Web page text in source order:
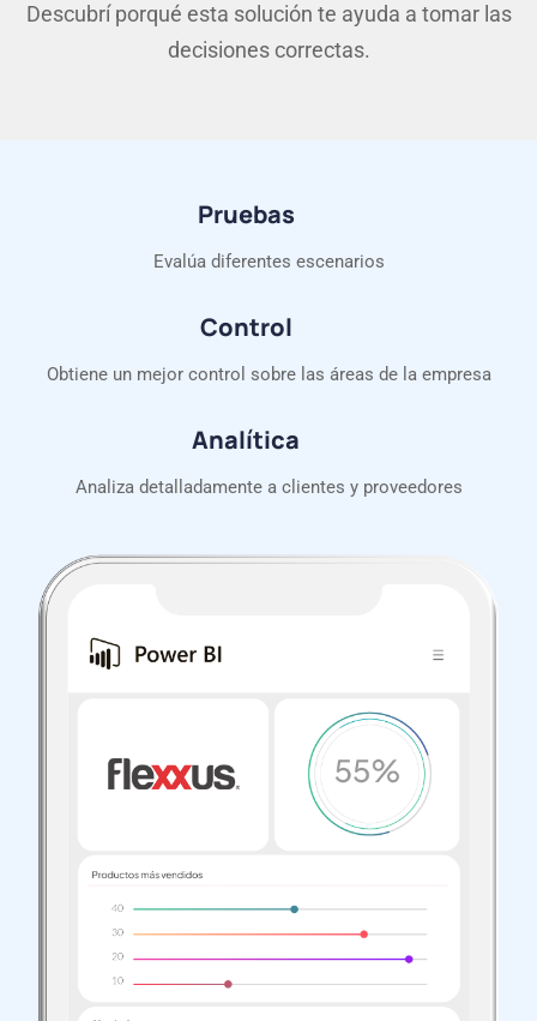
Descubrí porqué esta solución te ayuda a tomar las
decisiones correctas.
Pruebas
Evalúa diferentes escenarios
Control
Obtiene un mejor control sobre las áreas de la empresa
Analítica
Analiza detalladamente a clientes y proveedores